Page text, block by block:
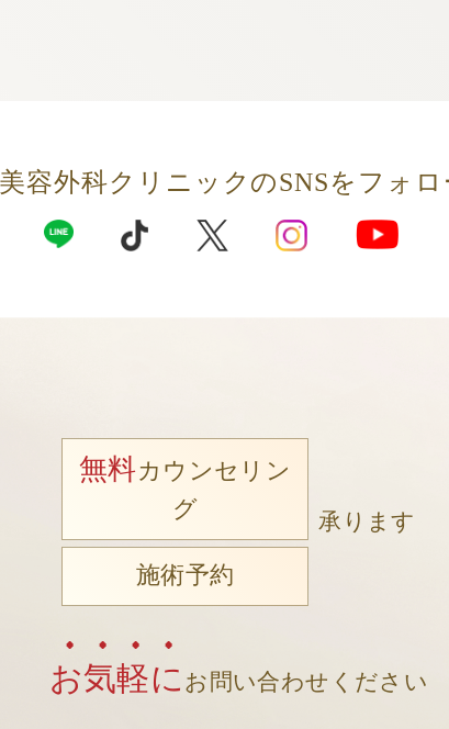
容外科クリニックのSNSをフォロ
無料カウンセリン
グ
施術予約
承ります
お気軽に お問い合わせください